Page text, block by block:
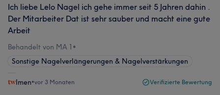
Ich liebe Lelo Nagel ich gehe immer seit 5 Jahren dahin .
Der Mitarbeiter Dat ist sehr sauber und macht eine gute
Arbeit
Behandelt von MA 1 •
Sonstige Nagelverlängerungen & Nagelverstärkungen
Imen•vor 3 Monaten Verifizierte Bewertung